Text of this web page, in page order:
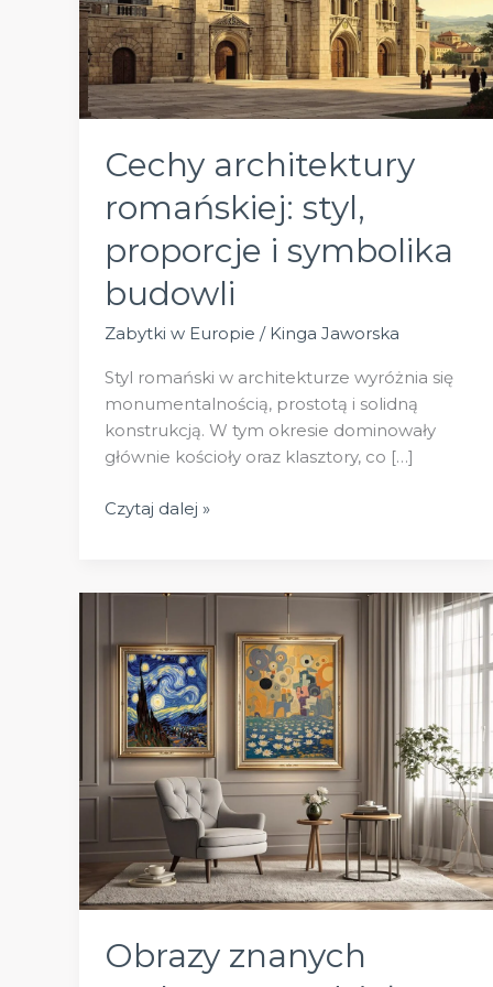
Cechy architektury
romańskiej: styl,
proporcje i symbolika
budowli
Zabytki w Europie / Kinga Jaworska
Styl romański w architekturze wyróżnia się
monumentalnością, prostotą i solidną
konstrukcją. W tym okresie dominowały
głównie kościoły oraz klasztory, co […]
Cechy
symbolika
budowli
Czytaj dalej »
Obrazy znanych